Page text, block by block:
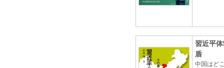
習近平
盾
中国はど